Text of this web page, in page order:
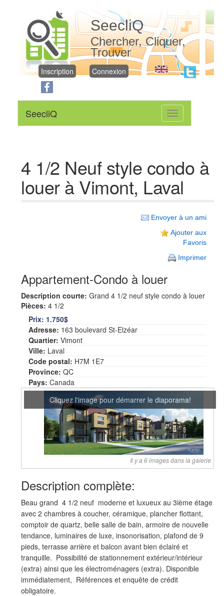
SeecliQ
Chercher, Cliquer,
Trouver
Inscription Connexion
Toggle
navigation
SeecliQ
4 1/2 Neuf style condo à
louer à Vimont, Laval
Envoyer à un ami
Ajouter aux
Favoris
Imprimer
Appartement-Condo à louer
Description courte: Grand 4 1/2 neuf style condo à louer
Pièces: 4 1/2
Prix: 1.750$
Adresse: 163 boulevard St-Elzéar
Quartier: Vimont
Ville: Laval
Code postal: H7M 1E7
Province: QC
Pays: Canada
Cliquez l'image pour démarrer le diaporama!
Il y a 6 images dans la galerie
Description complète:
Beau grand 4 1/2 neuf moderne et luxueux au 3ième étage
avec 2 chambres à coucher, céramique, plancher flottant,
comptoir de quartz, belle salle de bain, armoire de nouvelle
tendance, luminaires de luxe, insonorisation, plafond de 9
pieds, terrasse arrière et balcon avant bien éclairé et
tranquille. Possibilité de stationnement extérieur/intérieur
(extra) ainsi que les électroménagers (extra). Disponible
immédiatement, Références et enquête de crédit
obligatoire.